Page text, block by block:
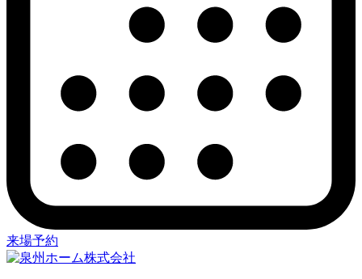
来場予約